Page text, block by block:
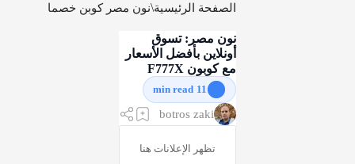
الصفحة الرئيسية نون مصر كوبن خصما
نون مصر: تسوق
أونلاين بأفضل الأسعار
مع كوبون F777X
11 min read